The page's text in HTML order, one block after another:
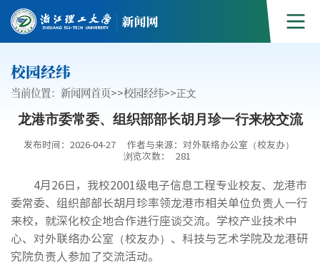
校园经纬
当前位置： 新闻网首页>>校园经纬>>正文
龙港市委常委、组织部部长胡月珍一行来校交流
发布时间：2026-04-27
作者与来源：对外联络办公室（校友办）
浏览次数：
281
4月26日，我校2001级电子信息工程专业校友、龙港市
委常委、组织部部长胡月珍率领龙港市相关单位负责人一行
来校，就深化校企地合作进行座谈交流。学校产业技术中
心、对外联络办公室（校友办）、科技与艺术学院及龙港研
究院负责人参加了交流活动。